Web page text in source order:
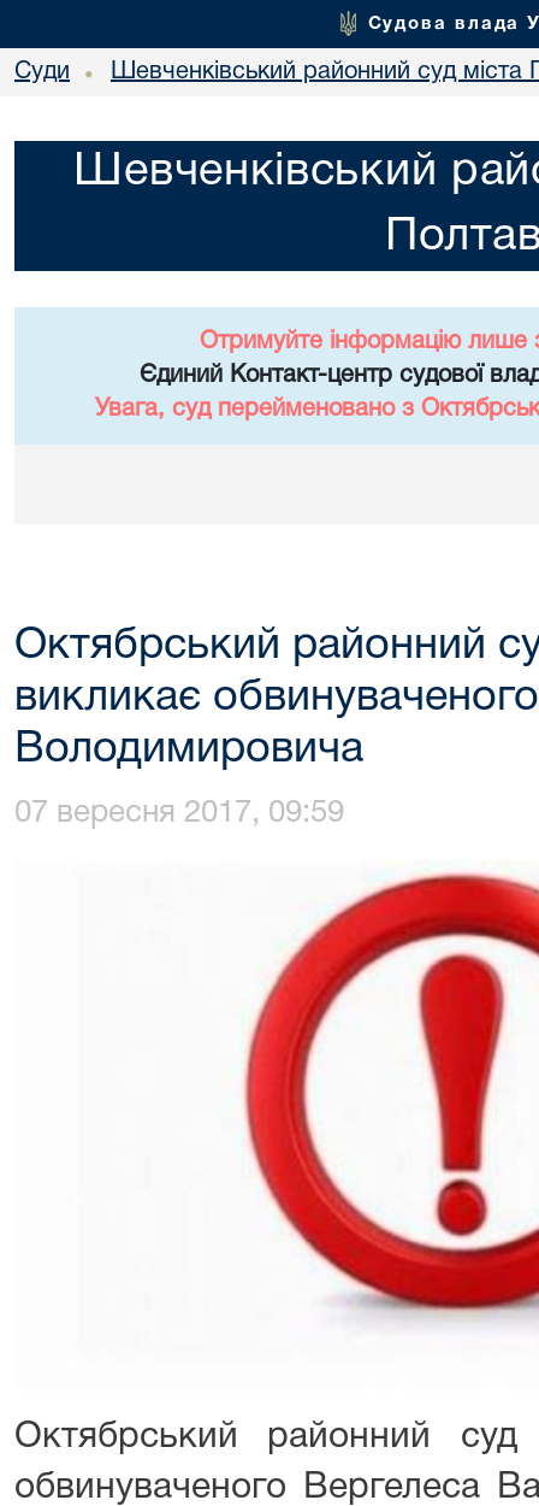
Судова влада
Суди • Шевченківський районний суд міста
Шевченківський
Отримуйте інформацію лише
Єдиний Контакт-центр судової
Увага, суд перейменовано з
Октябрський районний
викликає
Володимировича
07 вересня 2017, 09:59
Октябрський районний
обвинуваченого Вергелеса